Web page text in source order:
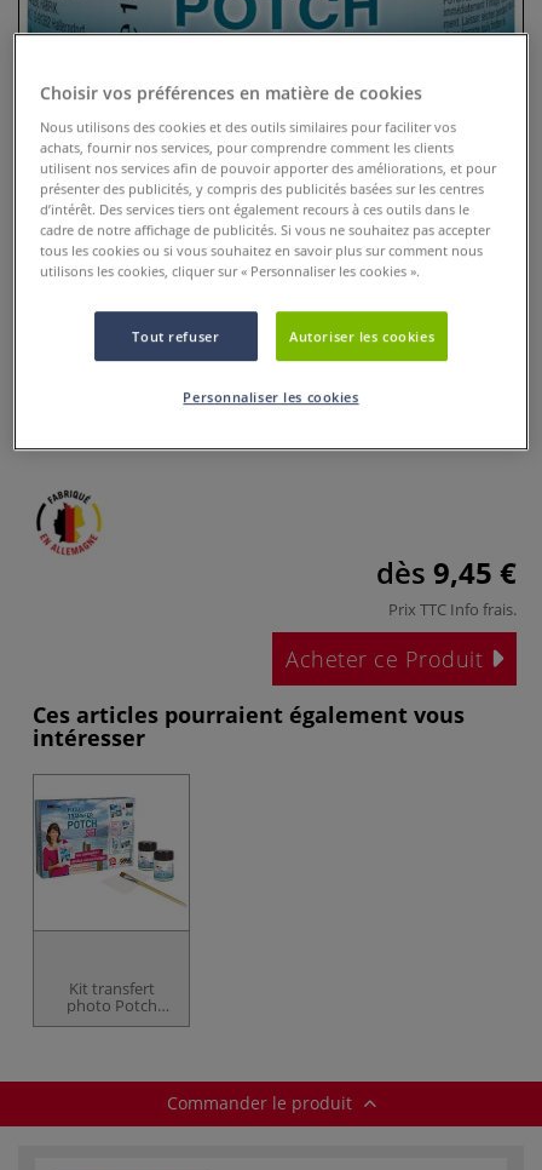
Colle spéciale Photo transfert
Potch de Hobby LIne
1 Commentaire
La colle spéciale Photo transfert Potch à base d´eau est
résiste parfaitement à l’humidité et elle est idéale pour une
dès 9,45 €
Prix TTC Info frais.
Acheter ce Produit
Ces articles pourraient également vous
intéresser
Kit transfert
photo Potch
Kreul
Commander le produit
Choisir vos préférences en matière de cookies
Nous utilisons des cookies et des outils similaires pour faciliter vos
achats, fournir nos services, pour comprendre comment les clients
utilisent nos services afin de pouvoir apporter des améliorations, et pour
présenter des publicités, y compris des publicités basées sur les centres
d’intérêt. Des services tiers ont également recours à ces outils dans le
cadre de notre affichage de publicités. Si vous ne souhaitez pas accepter
tous les cookies ou si vous souhaitez en savoir plus sur comment nous
utilisons les cookies, cliquer sur « Personnaliser les cookies ».
Tout refuser Autoriser les cookies
Personnaliser les cookies